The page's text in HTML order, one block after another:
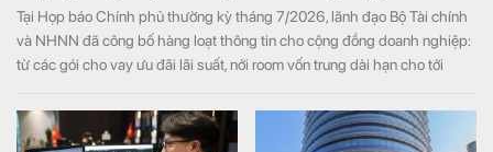
Tại Họp báo Chính phủ thường kỳ tháng 7/2026, lãnh đạo Bộ Tài chính
và NHNN đã công bố hàng loạt thông tin cho cộng đồng doanh nghiệp:
từ các gói cho vay ưu đãi lãi suất, nới room vốn trung dài hạn cho tới
tế.